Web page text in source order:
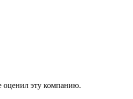
оценил эту компанию.